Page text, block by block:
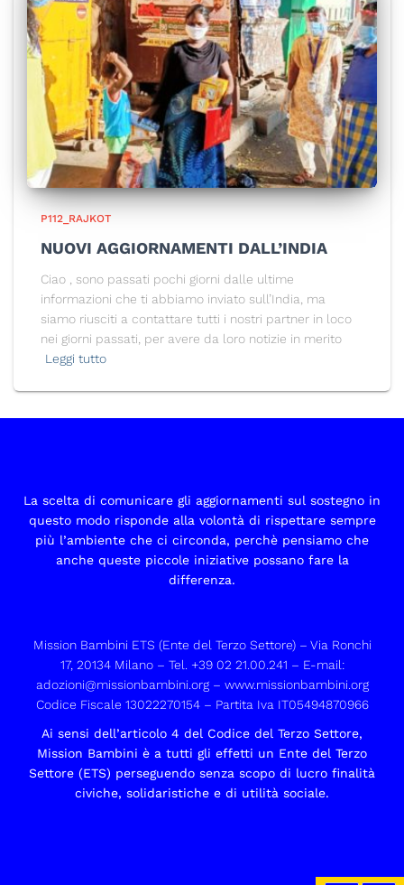
P112_RAJKOT
NUOVI AGGIORNAMENTI DALL’INDIA
Ciao , sono passati pochi giorni dalle ultime
informazioni che ti abbiamo inviato sull’India, ma
siamo riusciti a contattare tutti i nostri partner in loco
nei giorni passati, per avere da loro notizie in merito
Leggi tutto
La scelta di comunicare gli aggiornamenti sul sostegno in
questo modo risponde alla volontà di rispettare sempre
più l’ambiente che ci circonda, perchè pensiamo che
anche queste piccole iniziative possano fare la
differenza.
Mission Bambini ETS (Ente del Terzo Settore) – Via Ronchi
17, 20134 Milano – Tel. +39 02 21.00.241 – E-mail:
adozioni@missionbambini.org– www.missionbambini.org
Codice Fiscale 13022270154 – Partita Iva IT05494870966
Ai sensi dell’articolo 4 del Codice del Terzo Settore,
Mission Bambini è a tutti gli effetti un Ente del Terzo
Settore (ETS) perseguendo senza scopo di lucro finalità
civiche, solidaristiche e di utilità sociale.